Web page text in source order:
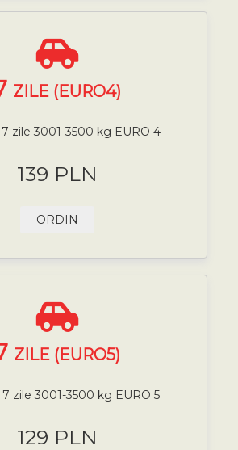
ZILE (EURO4)
zile 3001-3500 kg EURO 4
139 PLN
ORDIN
ZILE (EURO5)
zile 3001-3500 kg EURO 5
129 PLN